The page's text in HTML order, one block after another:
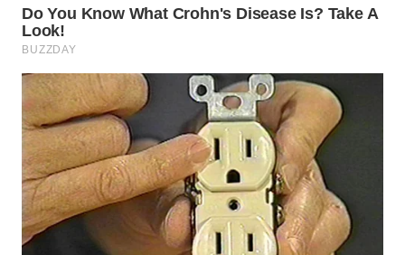
WN
SAMOSIR
WN
PADANG
LAWAS
WN
SUMEDANG